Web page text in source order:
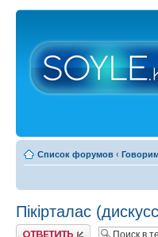
Список форумов ‹
Пікірталас
Ответить